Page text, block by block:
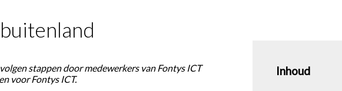
Inhoud
stappen door medewerkers van Fontys ICT
voor Fontys ICT.